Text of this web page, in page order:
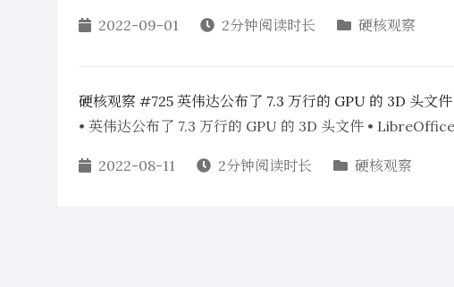
2022-09-01 2分钟阅读时长 硬核观察
硬核观察 #725 英伟达公布了 7.3 万行的 GPU 的 3D 头文件
• 英伟达公布了 7.3 万行的 GPU 的 3D 头文件 •
2022-08-11 2分钟阅读时长 硬核观察